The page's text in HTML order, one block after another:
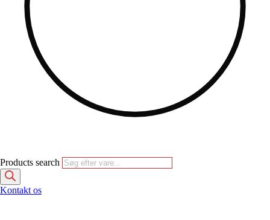
Products search
Kontakt os